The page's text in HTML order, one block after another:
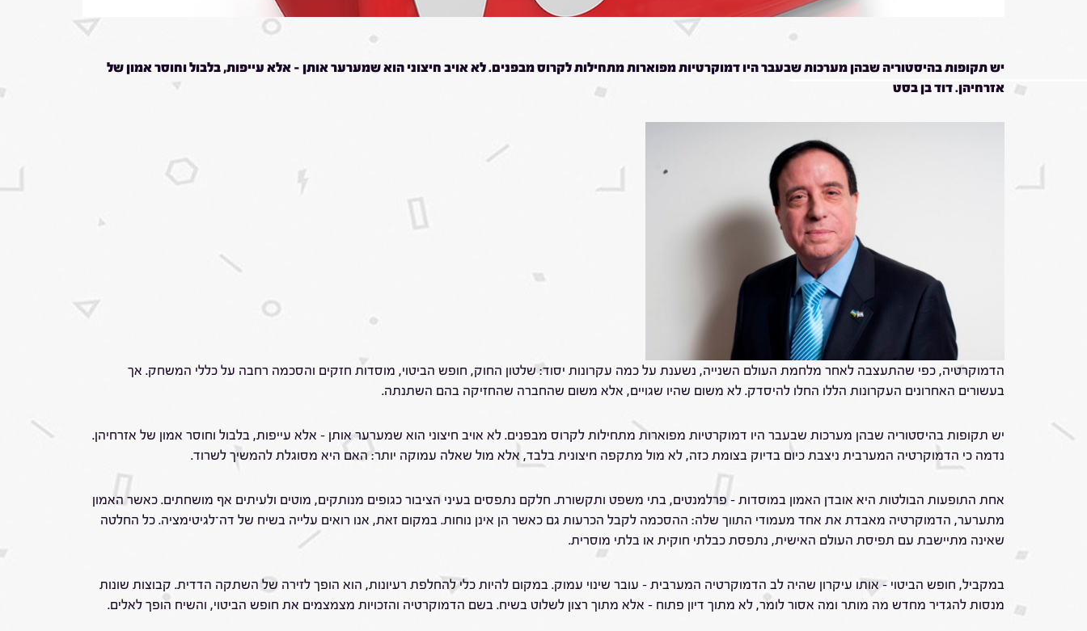
יש תקופות בהיסטוריה שבהן מערכות שבעבר היו דמוקרטיות מפוארות מתחילות לקרוס מבפנים. לא אויב חיצוני הוא שמערער אותן – אלא עייפות, בלבול וחוסר אמון של
אזרחיהן. דוד בן בסט
הדמוקרטיה, כפי שהתעצבה לאחר מלחמת העולם השנייה, נשענת על כמה עקרונות יסוד: שלטון החוק, חופש הביטוי, מוסדות חזקים והסכמה רחבה על כללי המשחק. אך
בעשורים האחרונים העקרונות הללו החלו להיסדק. לא משום שהיו שגויים, אלא משום שהחברה שהחזיקה בהם השתנתה.
יש תקופות בהיסטוריה שבהן מערכות שבעבר היו דמוקרטיות מפוארות מתחילות לקרוס מבפנים. לא אויב חיצוני הוא שמערער אותן – אלא עייפות, בלבול וחוסר אמון של אזרחיהן.
נדמה כי הדמוקרטיה המערבית ניצבת כיום בדיוק בצומת כזה, לא מול מתקפה חיצונית בלבד, אלא מול שאלה עמוקה יותר: האם היא מסוגלת להמשיך לשרוד.
אחת התופעות הבולטות היא אובדן האמון במוסדות – פרלמנטים, בתי משפט ותקשורת. חלקם נתפסים בעיני הציבור כגופים מנותקים, מוטים ולעיתים אף מושחתים. כאשר האמון
מתערער, הדמוקרטיה מאבדת את אחד מעמודי התווך שלה: ההסכמה לקבל הכרעות גם כאשר הן אינן נוחות. במקום זאת, אנו רואים עלייה בשיח של דה־לגיטימציה. כל החלטה
שאינה מתיישבת עם תפיסת העולם האישית, נתפסת כבלתי חוקית או בלתי מוסרית.
במקביל, חופש הביטוי – אותו עיקרון שהיה לב הדמוקרטיה המערבית – עובר שינוי עמוק. במקום להיות כלי להחלפת רעיונות, הוא הופך לזירה של השתקה הדדית. קבוצות שונות
מנסות להגדיר מחדש מה מותר ומה אסור לומר, לא מתוך דיון פתוח – אלא מתוך רצון לשלוט בשיח. בשם הדמוקרטיה והזכויות מצמצמים את חופש הביטוי, והשיח הופך לאלים.